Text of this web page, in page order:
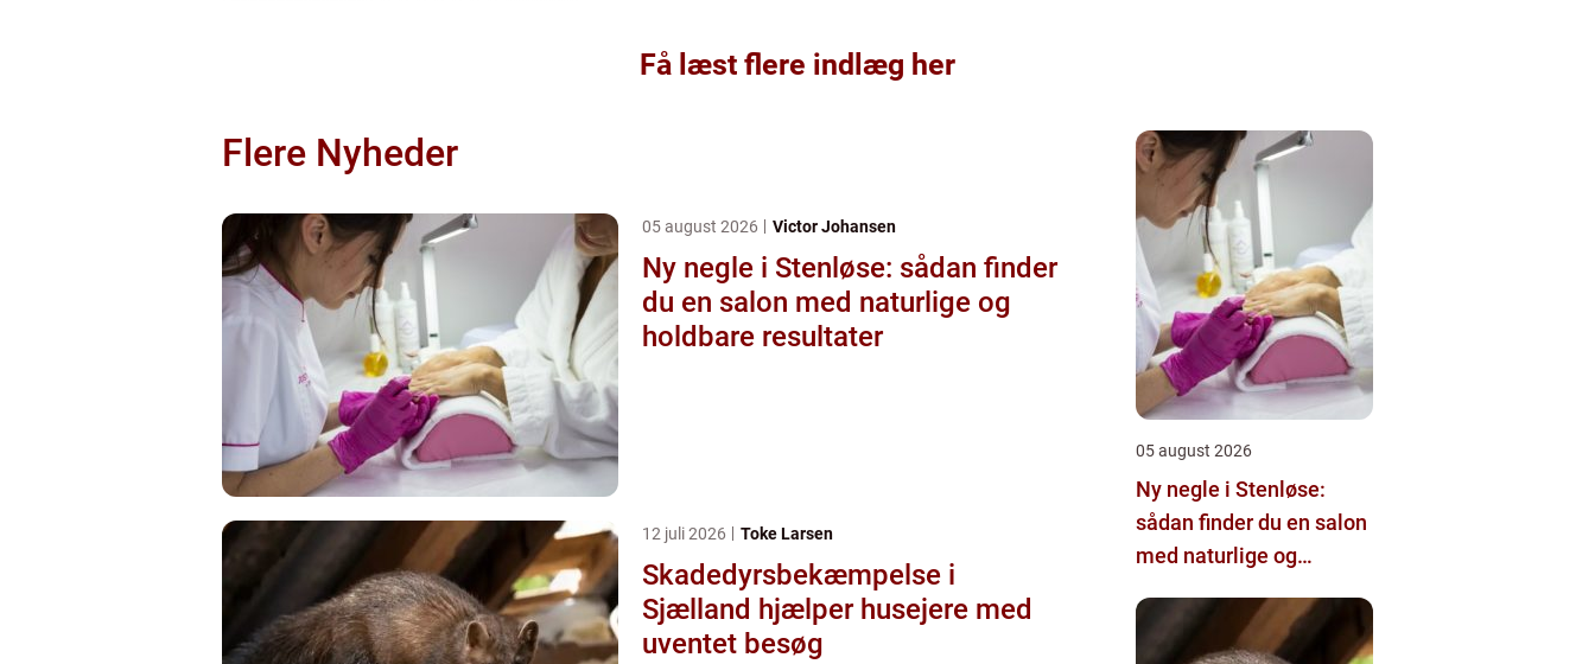
Få læst flere indlæg her
Flere Nyheder
05 august 2026 Victor Johansen
Ny negle i Stenløse: sådan finder
du en salon med naturlige og
holdbare resultater
12 juli 2026 Toke Larsen
Skadedyrsbekæmpelse i
Sjælland hjælper husejere med
uventet besøg
05 august 2026
Ny negle i Stenløse:
sådan finder du en salon
med naturlige og